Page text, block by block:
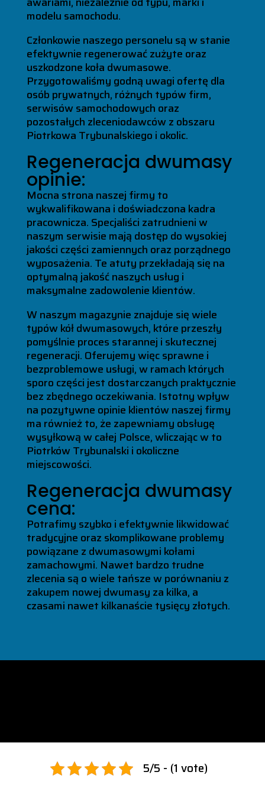
modelu samochodu.
Członkowie naszego personelu są w stanie
efektywnie regenerować zużyte oraz
uszkodzone koła dwumasowe.
Przygotowaliśmy godną uwagi ofertę dla
osób prywatnych, różnych typów firm,
serwisów samochodowych oraz
pozostałych zleceniodawców z obszaru
Piotrkowa Trybunalskiego i okolic.
Regeneracja dwumasy
opinie:
Mocna strona naszej firmy to
wykwalifikowana i doświadczona kadra
pracownicza. Specjaliści zatrudnieni w
naszym serwisie mają dostęp do wysokiej
jakości części zamiennych oraz porządnego
wyposażenia. Te atuty przekładają się na
optymalną jakość naszych usług i
maksymalne zadowolenie klientów.
W naszym magazynie znajduje się wiele
typów kół dwumasowych, które przeszły
pomyślnie proces starannej i skutecznej
regeneracji. Oferujemy więc sprawne i
bezproblemowe usługi, w ramach których
sporo części jest dostarczanych praktycznie
bez zbędnego oczekiwania. Istotny wpływ
na pozytywne opinie klientów naszej firmy
ma również to, że zapewniamy obsługę
wysyłkową w całej Polsce, wliczając w to
Piotrków Trybunalski i okoliczne
miejscowości.
Regeneracja dwumasy
cena:
Potrafimy szybko i efektywnie likwidować
tradycyjne oraz skomplikowane problemy
powiązane z dwumasowymi kołami
zamachowymi. Nawet bardzo trudne
zlecenia są o wiele tańsze w porównaniu z
zakupem nowej dwumasy za kilka, a
czasami nawet kilkanaście tysięcy złotych.
5/5 - (1 vote)